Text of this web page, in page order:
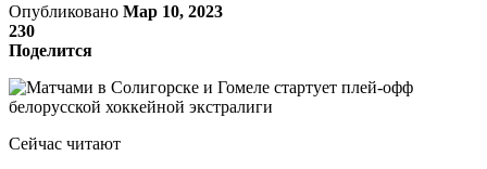
Опубликовано Мар 10, 2023
230
Поделится
Сейчас читают